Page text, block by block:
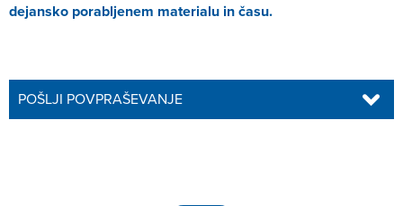
dejansko porabljenem materialu in času.
POŠLJI POVPRAŠEVANJE